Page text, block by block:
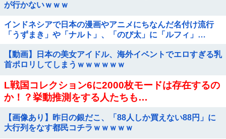
が行かないｗｗｗ
インドネシアで日本の漫画やアニメにちなんだ名付け流行
「うずまき」や「ナルト」、「のび太」に「ルフィ」…
【動画】日本の美女アイドル、海外イベントでエロすぎる乳
首ポロリしてしまうｗｗｗｗｗｗ
L戦国コレクション6に2000枚モードは存在するの
か！？挙動推測をする人たちも…
【画像あり】昨日の銀だこ、「88人しか買えない88円」に
大行列をなす都民コチラｗｗｗｗｗ